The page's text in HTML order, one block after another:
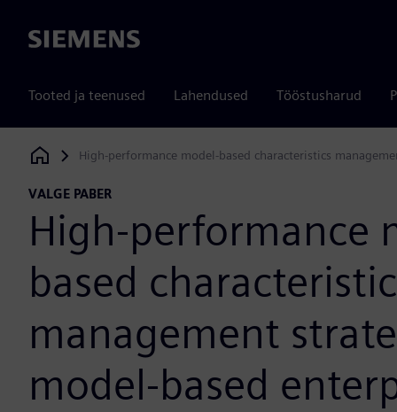
Siemens
Tooted ja teenused Lahendused Tööstusharud
Siemens Digital Industries Software
High-performance model-based characteristics
VALGE PABER
High-performance
based
management
model-based